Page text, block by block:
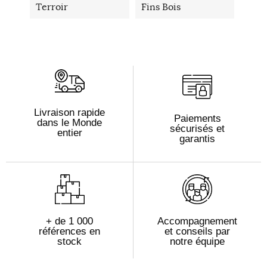
Terroir Fins Bois
Livraison rapide
dans le Monde
entier
Paiements
sécurisés et
garantis
+ de 1 000
références en
stock
Accompagnement
et conseils par
notre équipe